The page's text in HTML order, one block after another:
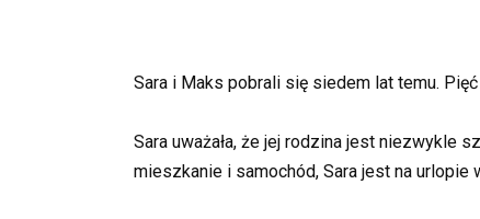
Sara i Maks pobrali się siedem lat temu.
Sara uważała, że jej rodzina jest niezwykle
mieszkanie i samochód, Sara jest na urlopie